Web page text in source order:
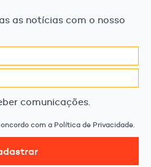
as notícias com o nosso
comunicações.
com a Política de Privacidade.